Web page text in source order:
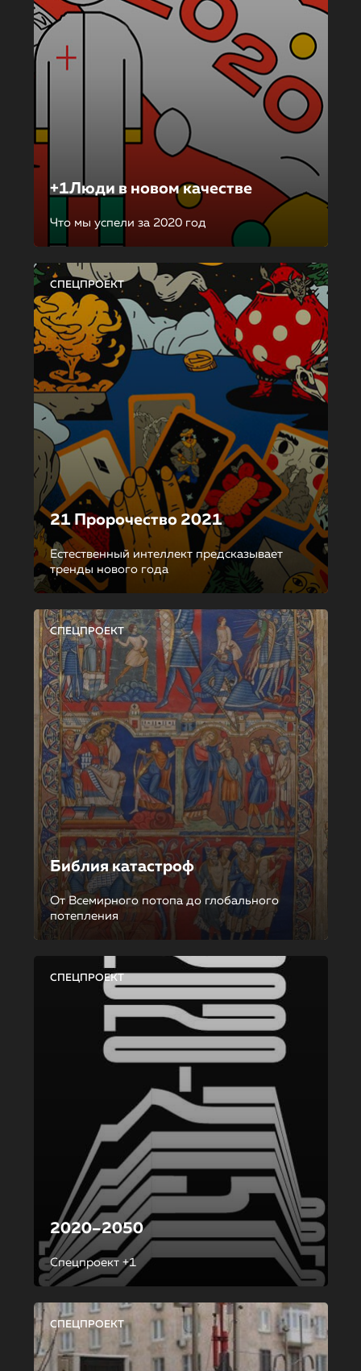
+1Люди в новом качестве
Что мы успели за 2020 год
СПЕЦПРОЕКТ
21 Пророчество 2021
Естественный интеллект предсказывает
тренды нового года
СПЕЦПРОЕКТ
Библия катастроф
От Всемирного потопа до глобального
потепления
СПЕЦПРОЕКТ
2020–2050
Спецпроект +1
СПЕЦПРОЕКТ